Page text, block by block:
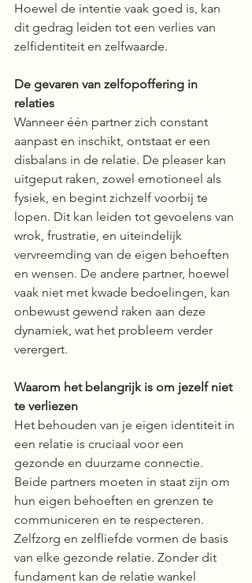
Hoewel de intentie vaak goed is, kan
dit gedrag leiden tot een verlies van
zelfidentiteit en zelfwaarde.
De gevaren van zelfopoffering in
relaties
Wanneer één partner zich constant
aanpast en inschikt, ontstaat er een
disbalans in de relatie. De pleaser kan
uitgeput raken, zowel emotioneel als
fysiek, en begint zichzelf voorbij te
lopen. Dit kan leiden tot gevoelens van
wrok, frustratie, en uiteindelijk
vervreemding van de eigen behoeften
en wensen. De andere partner, hoewel
vaak niet met kwade bedoelingen, kan
onbewust gewend raken aan deze
dynamiek, wat het probleem verder
verergert.
Waarom het belangrijk is om jezelf niet
te verliezen
Het behouden van je eigen identiteit in
een relatie is cruciaal voor een
gezonde en duurzame connectie.
Beide partners moeten in staat zijn om
hun eigen behoeften en grenzen te
communiceren en te respecteren.
Zelfzorg en zelfliefde vormen de basis
van elke gezonde relatie. Zonder dit
fundament kan de relatie wankel